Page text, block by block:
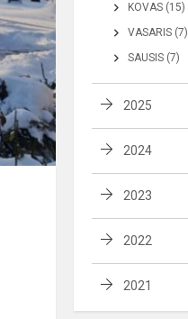
KOVAS (15)
VASARIS (7)
SAUSIS (7)
2025
2024
2023
2022
2021